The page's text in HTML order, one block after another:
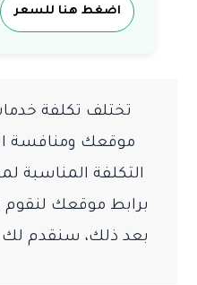
اضغط هنا للسعر
تختلف تكلفة
موقعك ومنافسة
التكلفة المناسبة
برابط موقعك
بعد ذلك، سنقدم